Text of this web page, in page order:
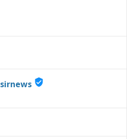
sirnews verified_user